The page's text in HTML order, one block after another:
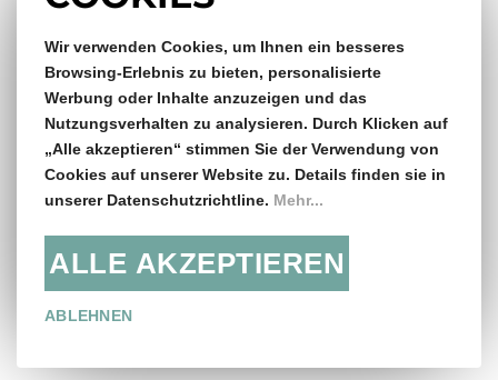
Wir verwenden Cookies, um Ihnen ein besseres
Browsing-Erlebnis zu bieten, personalisierte
Werbung oder Inhalte anzuzeigen und das
Nutzungsverhalten zu analysieren. Durch Klicken auf
„Alle akzeptieren“ stimmen Sie der Verwendung von
Cookies auf unserer Website zu. Details finden sie in
unserer Datenschutzrichtline. Mehr...
ALLE AKZEPTIEREN
ABLEHNEN
Gratis Versand & Rückversand
ab €150,- Bestellwert
14 Tage Rückgaberecht